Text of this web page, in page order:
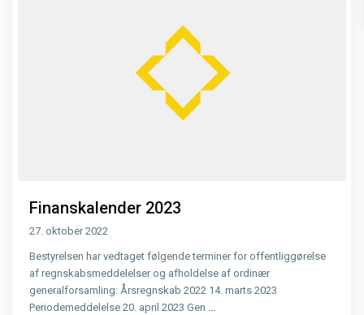
Finanskalender 2023
27. oktober 2022
Bestyrelsen har vedtaget følgende terminer for offentliggørelse
af regnskabsmeddelelser og afholdelse af ordinær
generalforsamling: Årsregnskab 2022 14. marts 2023
Periodemeddelelse 20. april 2023 Gen ...